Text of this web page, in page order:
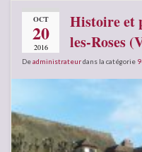
OCT
20
2016
Histoire et
les-Roses
Deadministrateurdans la catégorie